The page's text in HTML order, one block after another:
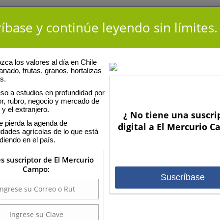
Jurídicas y Sociales de la Universidad de Chile. Actualmente
y continúe leyendo sin límites.
los valores al día en Chile
frutas, granos, hortalizas
a estudios en profundidad por
rubro, negocio y mercado de
y el extranjero.
pierda la agenda de
agrícolas de lo que está
en el país.
suscriptor de El Mercurio
Campo:
¿ No tiene una
digital a El Mercurio
Suscríbase